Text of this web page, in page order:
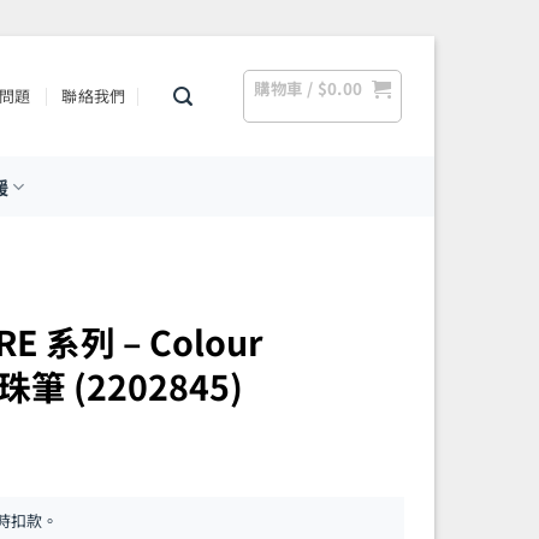
題 聯絡我們 購物車 / $0.00
系列 – Colour
筆 (2202845)
扣款。